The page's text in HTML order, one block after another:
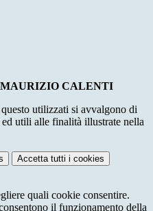
MAURIZIO CALENTI
utilizzati si avvalgono di
utili alle finalità illustrate nella
Accetta tutti i cookies
quali cookie consentire.
il funzionamento della